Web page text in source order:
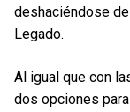
deshaciéndose
Legado.
Al igual que con
dos opciones